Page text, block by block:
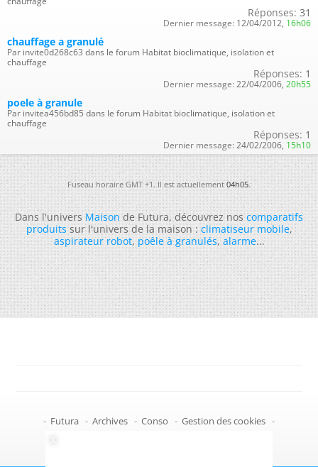
Réponses: 31
Dernier message: 12/04/2012, 16h06
chauffage a granulé
Par invite0d268c63 dans le forum Habitat bioclimatique, isolation et
chauffage
Réponses: 1
Dernier message: 22/04/2006, 20h55
poele à granule
Par invitea456bd85 dans le forum Habitat bioclimatique, isolation et
chauffage
Réponses: 1
Dernier message: 24/02/2006, 15h10
Fuseau horaire GMT +1. Il est actuellement04h05.
Dans l'universMaisonde Futura, découvrez noscomparatifs
produitssur l'univers de la maison :climatiseur mobile,
aspirateur robot,poêle à granulés,alarme...
- Futura - Archives - Conso - Gestion des cookies -